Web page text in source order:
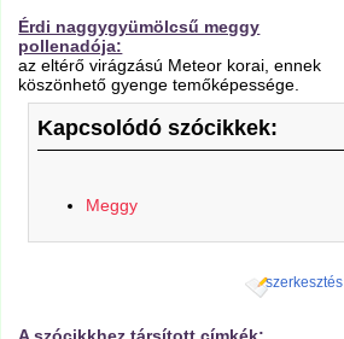
Érdi naggygyümölcsű meggy
pollenadója:
az eltérő virágzású Meteor korai, ennek
köszönhető gyenge temőképessége.
Kapcsolódó szócikkek:
Meggy
szerkesztés